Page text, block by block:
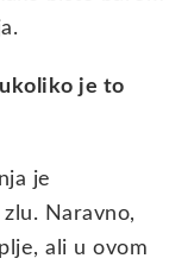
je to
je
Naravno,
ali u ovom